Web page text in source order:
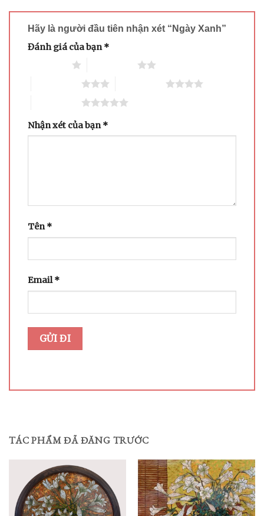
Hãy là người đầu tiên nhận xét “Ngày Xanh”
Đánh giá của bạn*
Nhận xét của bạn *
Tên*
Email*
TÁC PHẨM ĐÃ ĐĂNG TRƯỚC